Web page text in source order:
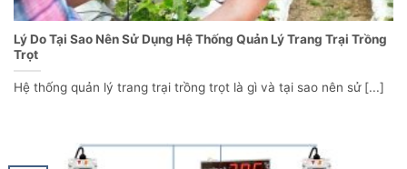
Lý Do Tại Sao Nên Sử Dụng Hệ Thống Quản Lý Trang Trại Trồng
Trọt
Hệ thống quản lý trang trại trồng trọt là gì và tại sao nên sử [...]